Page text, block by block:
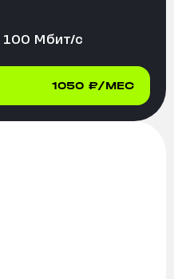
100 Мбит/с
1050 ₽/МЕС